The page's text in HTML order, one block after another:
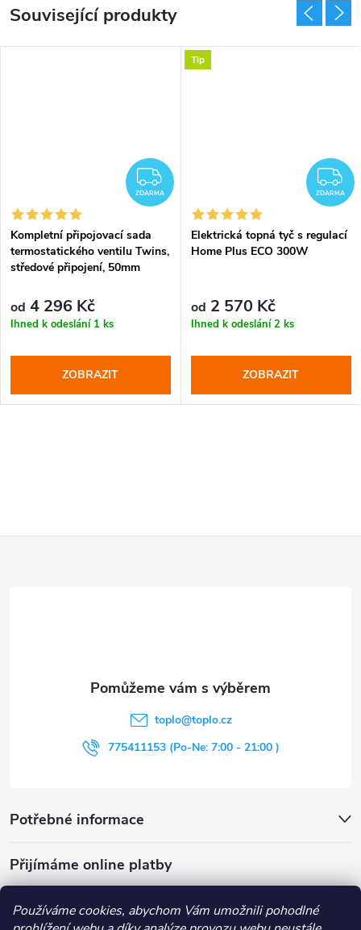
Používáme cookies, abychom Vám umožnili pohodlné
Související produkty
ZDARMA
ZDARMA
Kompletní připojovací sada
termostatického ventilu Twins,
středové připojení, 50mm
od 4 296 Kč
Ihned k odeslání 1 ks
ZOBRAZIT
Tip
ZDARMA
Elektrická topná tyč s regulací
Home Plus ECO 300W
od 2 570 Kč
Ihned k odeslání2 ks
ZOBRAZIT
Potřebné informace
Přijímáme online platby
toplo@toplo.cz
775411153 (Po-Ne: 7:00 - 21:00 )